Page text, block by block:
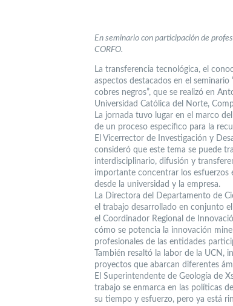
En seminario con participación de
CORFO.
La transferencia tecnológica, el
aspectos destacados en el
cobres negros”, que se realizó en
Universidad Católica del Norte,
La jornada tuvo lugar en el marco
de un proceso específico para la
El Vicerrector de Investigación y
consideró que este tema se puede
interdisciplinario, difusión y
importante concentrar los esfuerzos
desde la universidad y la empresa.
La Directora del Departamento de
el trabajo desarrollado en conjunto
el Coordinador Regional de
cómo se potencia la innovación
profesionales de las entidades
También resaltó la labor de la
proyectos que abarcan diferentes
El Superintendente de Geología de
trabajo se enmarca en las políticas
su tiempo y esfuerzo, pero ya está